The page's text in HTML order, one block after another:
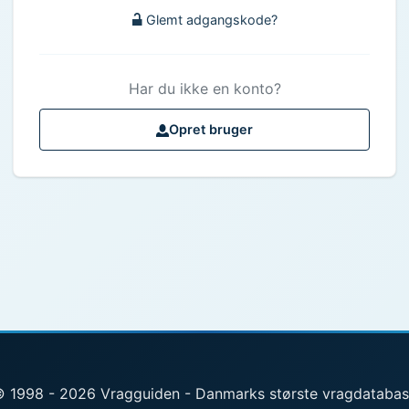
Glemt adgangskode?
Har du ikke en konto?
Opret bruger
1998 - 2026 Vragguiden - Danmarks største